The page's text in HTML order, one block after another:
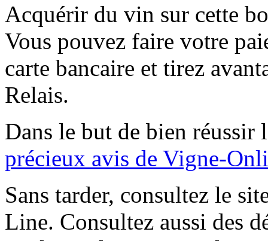
Acquérir du vin sur cette
Vous pouvez faire votre
carte bancaire et tirez
Relais.
Dans le but de bien réussir
précieux avis de Vigne-
Sans tarder, consultez le
Line. Consultez aussi des